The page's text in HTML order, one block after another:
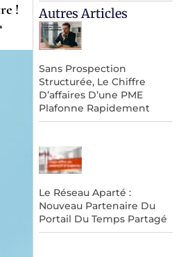
!
Autres Articles
Sans Prospection
Structurée, Le Chiffre
D’affaires D’une PME
Plafonne Rapidement
Le Réseau Aparté :
Nouveau Partenaire Du
Portail Du Temps Partagé